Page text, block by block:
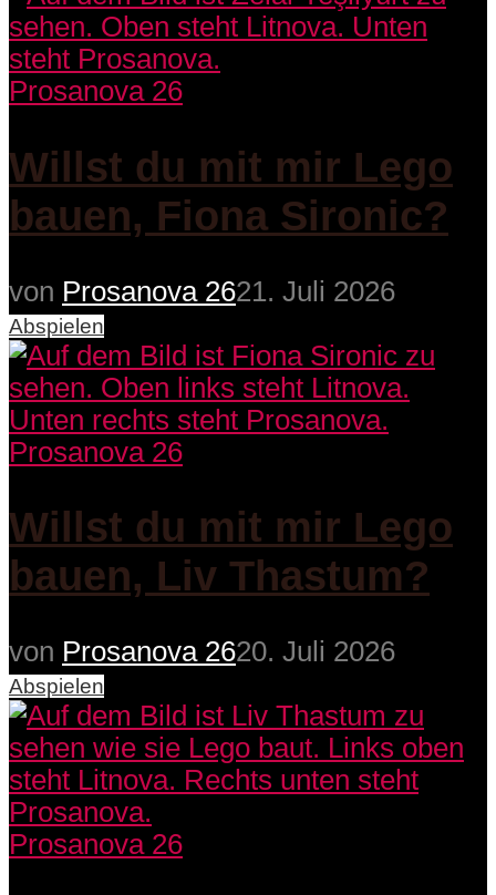
Prosanova 26
Willst du mit mir Lego
bauen, Fiona Sironic?
von Prosanova 2621. Juli 2026
Abspielen
Prosanova 26
Willst du mit mir Lego
bauen, Liv Thastum?
von Prosanova 2620. Juli 2026
Abspielen
Prosanova 26